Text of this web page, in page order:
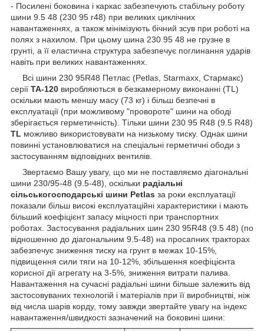
- Посилені боковина і каркас забезпечують стабільну роботу
шини 9.5 48 (230 95 r48) при великих циклічних
навантаженнях, а також мінімізують бічний зсув при роботі на
полях з нахилом. При цьому шина 230 95 48 не грузне в
грунті, а її еластична структура забезпечує поглинання ударів
навіть при великих навантаженнях.
Всі шини 230 95R48 Петлас (Petlas, Starmaxx, Стармакс)
серії ТА-120 виробляються в безкамерному виконанні (TL)
оскільки мають меншу масу (73 кг) і більш безпечні в
експлуатації (при можливому "провороте" шини на ободі
зберігається герметичність). Тільки шини 230 95 R48 (9.5 R48)
TL можливо використовувати на низькому тиску. Однак шини
повинні установлюватися на спеціальні герметичні ободи з
застосуванням відповідних вентилів.
Звертаємо Вашу увагу, що ми не поставляємо діагональні
шини 230/95-48 (9.5-48), оскільки радіальні
сільськогосподарські шини Petlas за роки експлуатації
показали більш високі експлуатаційні характеристики і мають
більший коефіцієнт запасу міцності при транспортних
роботах. Застосування радіальних шин 230 95R48 (9.5 48) (по
відношенню до діагональним 9.5-48) на просапних тракторах
забезпечує зниження тиску на грунт в межах 10-15%,
підвищення сили тяги на 10-12%, збільшення коефіцієнта
корисної дії агрегату на 3-5%, зниження витрати палива.
Навантаження на сучасні радіальні шини більше залежить від
застосовуваних технологій і матеріалів при її виробництві, ніж
від числа шарів корду, тому завжди звертайте увагу на індекс
навантаження/швидкості зазначений на боковині шини: